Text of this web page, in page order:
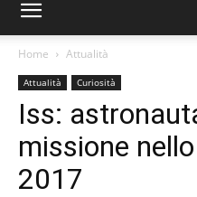
Home Attualità
Attualità Curiosità
Iss:
missione
2017